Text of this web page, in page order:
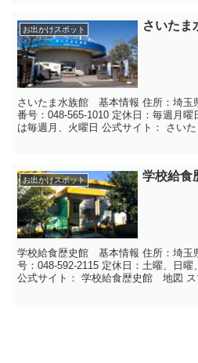
お出かけスポット さいたま
さいたま水族館 基本情報 住所：埼玉県
番号：048-565-1010 定休日：毎週月曜日（祝日のときは翌日）12月
は毎週月、火曜日 公式サイト： さいたま水族館 地図 スマホでは地
お出かけスポット 学校給食
学校給食歴史館 基本情報 住所：埼玉県北
号：048-592-2115 定休日：土曜、日曜、祝日、年末年始、お盆期間
公式サイト： 学校給食歴史館 地図 スマホでは地図の移動や縮尺の